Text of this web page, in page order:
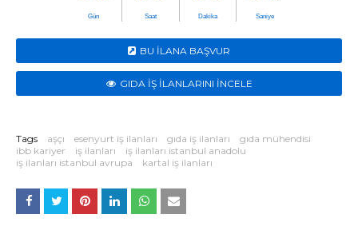
BU İLANA BAŞVUR
GIDA İŞ İLANLARINI İNCELE
Tags aşçı esenyurt iş ilanları gıda iş ilanları
gıda mühendisi
ibb kariyer
iş ilanları
iş ilanları istanbul anadolu
iş ilanları istanbul avrupa
kartal iş ilanları